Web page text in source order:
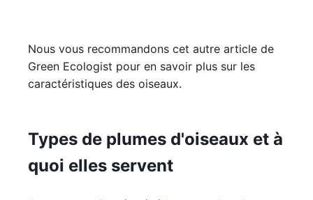
Nous vous recommandons cet autre article de
Green Ecologist pour en savoir plus sur les
caractéristiques des oiseaux.
Types de plumes d'oiseaux et à
quoi elles servent